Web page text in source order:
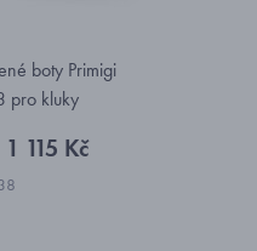
boty Primigi
pro kluky
1 115 Kč